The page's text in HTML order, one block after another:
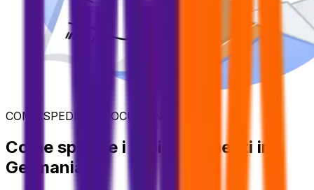
COME SPEDIRE I DOCUMENTI
Come spedire i tuoi documenti in
Germania